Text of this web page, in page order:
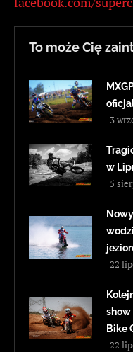
To może Cię
3
w
5
22
show
Bike
22